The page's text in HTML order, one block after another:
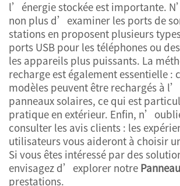
l’énergie stockée est importante.
non plus d’examiner les ports de
stations en proposent plusieurs
ports USB pour les téléphones ou
les appareils plus puissants. La
recharge est également essentielle :
modèles peuvent être rechargés à
panneaux solaires, ce qui est
pratique en extérieur. Enfin,
consulter les avis clients : les
utilisateurs vous aideront à choisir
Si vous êtes intéressé par des
envisagez d’explorer notre
prestations.